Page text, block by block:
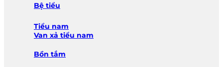
Bệ tiểu
Tiểu nam
Van xả tiểu nam
Bồn tắm